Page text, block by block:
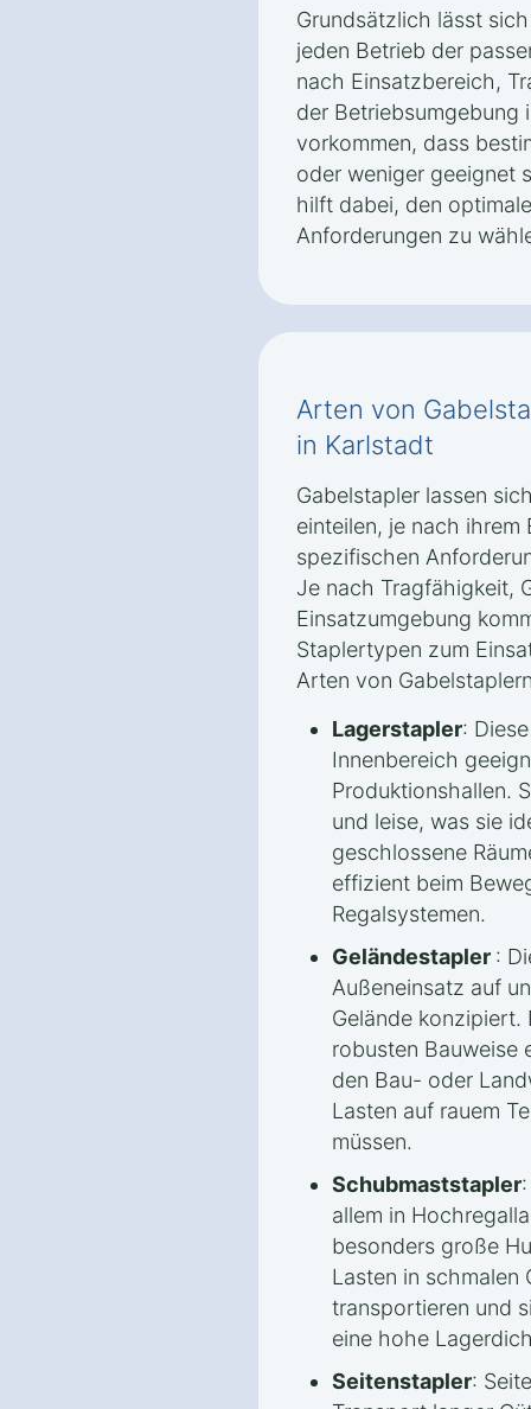
Grundsätzlich lässt
jeden Betrieb der
nach Einsatzbereich,
der Betriebsumgebung
vorkommen, dass
oder weniger geeignet
hilft dabei, den
Anforderungen zu
Arten von
in Karlstadt
Gabelstapler lassen
einteilen, je nach
spezifischen
Je nach Tragfähigkeit,
Einsatzumgebung
Staplertypen zum
Arten von
Lagerstapler:
Innenbereich
Produktionshallen.
und leise, was sie
geschlossene
effizient beim
Regalsystemen.
Geländestapler :
Außeneinsatz auf
Gelände konzipiert.
robusten Bauweise
den Bau- oder
Lasten auf rauem
müssen.
Schubmaststapler
allem in
besonders große
Lasten in schmalen
transportieren und
eine hohe
Seitenstapler: